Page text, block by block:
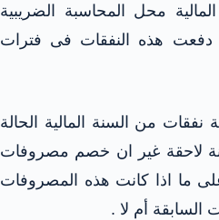
محل المحاسبة الضريبية
دفعت هذه النفقات فى فترات
من السنة المالية الحالة
لاحقة غير ان خصم مصروفات
ما اذا كانت هذه المصروفات
أم لا .